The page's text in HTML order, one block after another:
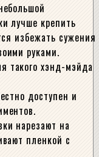
лучше крепить
избежать сужения
руками.
такого хэнд-мэйда
доступен и
нарезают на
пленкой с